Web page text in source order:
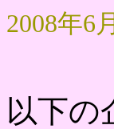
2008年6
以下の